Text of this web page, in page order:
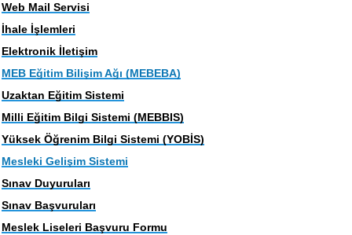
Web Mail Servisi
İhale İşlemleri
Elektronik İletişim
MEB Eğitim Bilişim Ağı (MEBEBA)
Uzaktan Eğitim Sistemi
Milli Eğitim Bilgi Sistemi (MEBBIS)
Yüksek Öğrenim Bilgi Sistemi (YOBİS)
Mesleki Gelişim Sistemi
Sınav Duyuruları
Sınav Başvuruları
Meslek Liseleri Başvuru Formu